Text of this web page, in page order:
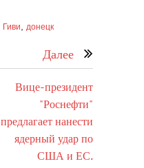
Гиви донецк
Далее
Вице-президент
"Роснефти"
предлагает нанести
ядерный удар по
США и ЕС.